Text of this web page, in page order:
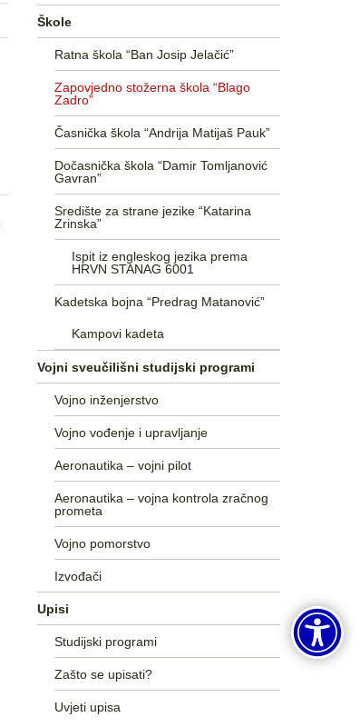
Škole
Ratna škola “Ban Josip Jelačić”
Zapovjedno stožerna škola “Blago
Zadro”
Časnička škola “Andrija Matijaš Pauk”
Dočasnička škola “Damir Tomljanović
Gavran”
Središte za strane jezike “Katarina
Zrinska”
Ispit iz engleskog jezika prema
HRVN STANAG 6001
Kadetska bojna “Predrag Matanović”
Kampovi kadeta
Vojni sveučilišni studijski programi
Vojno inženjerstvo
Vojno vođenje i upravljanje
Aeronautika – vojni pilot
Aeronautika – vojna kontrola zračnog
prometa
Vojno pomorstvo
Izvođači
Upisi
Studijski programi
Zašto se upisati?
Uvjeti upisa